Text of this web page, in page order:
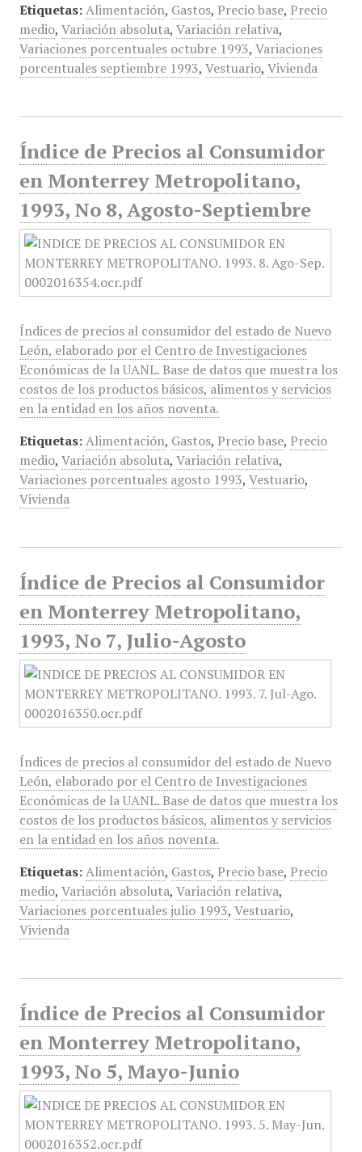
Etiquetas: Alimentación, Gastos, Precio base, Precio
medio, Variación absoluta, Variación relativa,
Variaciones porcentuales octubre 1993, Variaciones
porcentuales septiembre 1993, Vestuario, Vivienda
Índice de Precios al Consumidor
en Monterrey Metropolitano,
1993, No 8, Agosto-Septiembre
Índices de precios al consumidor del estado de Nuevo
León, elaborado por el Centro de Investigaciones
Económicas de la UANL. Base de datos que muestra los
costos de los productos básicos, alimentos y servicios
en la entidad en los años noventa.
Etiquetas: Alimentación, Gastos, Precio base, Precio
medio, Variación absoluta, Variación relativa,
Variaciones porcentuales agosto 1993, Vestuario,
Vivienda
Índice de Precios al Consumidor
en Monterrey Metropolitano,
1993, No 7, Julio-Agosto
Índices de precios al consumidor del estado de Nuevo
León, elaborado por el Centro de Investigaciones
Económicas de la UANL. Base de datos que muestra los
costos de los productos básicos, alimentos y servicios
en la entidad en los años noventa.
Etiquetas: Alimentación, Gastos, Precio base, Precio
medio, Variación absoluta, Variación relativa,
Variaciones porcentuales julio 1993, Vestuario,
Vivienda
Índice de Precios al Consumidor
en Monterrey Metropolitano,
1993, No 5, Mayo-Junio